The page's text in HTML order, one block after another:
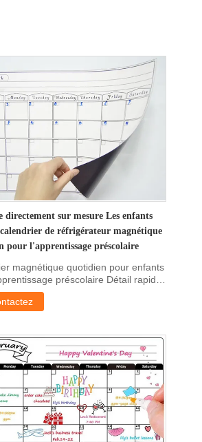
directement sur mesure Les enfants
de réfrigérateur magnétique
pour l'apprentissage préscolaire
magnétique quotidien pour enfants
préscolaire Détail rapide